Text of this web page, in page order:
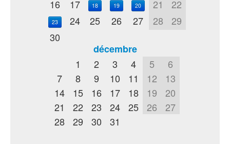
16
17 18 19 20 21 22
23 24 25 26 27 28
29
30
décembre
1
2 3 4 5
6
7
8 9 10 11 12
13
14
15 16 17 18 19
20
21
22 23 24 25 26
27
28
29 30 31